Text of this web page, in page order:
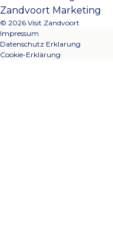
Zandvoort Marketing
© 2026 Visit Zandvoort
Impressum
Datenschutz Erklarung
Cookie-Erklärung